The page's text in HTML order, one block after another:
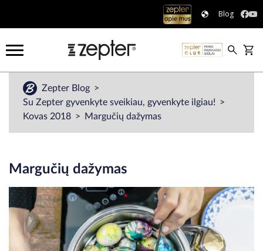
Blog
Zepter Blog
Su Zepter gyvenkyte sveikiau, gyvenkyte ilgiau!
Kovas 2018
Margučių dažymas
Margučių dažymas